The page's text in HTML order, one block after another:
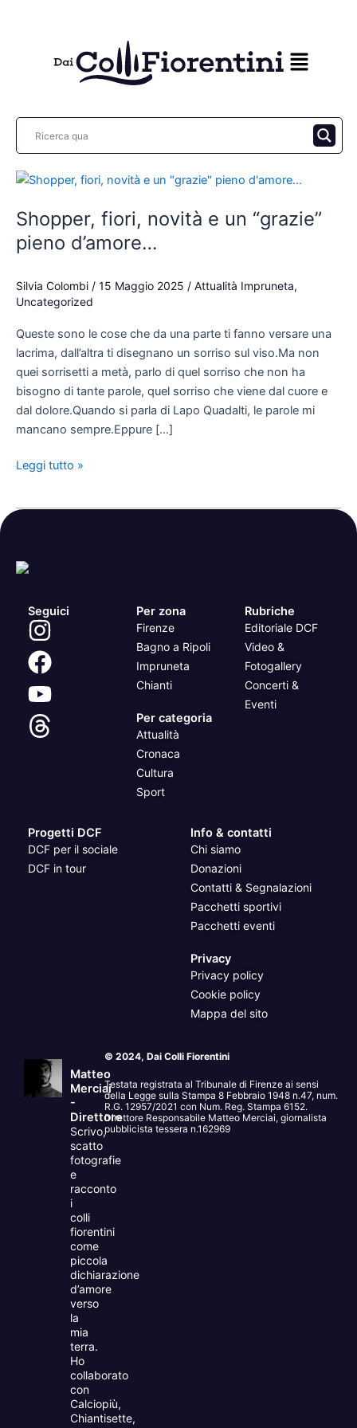
Shopper, fiori, novità e un “grazie”
pieno d’amore…
Silvia Colombi / 15 Maggio 2025 / Attualità Impruneta,
Uncategorized
Queste sono le cose che da una parte ti fanno versare una
lacrima, dall’altra ti disegnano un sorriso sul viso.Ma non
quei sorrisetti a metà, parlo di quel sorriso che non ha
bisogno di tante parole, quel sorriso che viene dal cuore e
dal dolore.Quando si parla di Lapo Quadalti, le parole mi
mancano sempre.Eppure […]
Shopper,
novità
e
un
pieno
d’amore…
Leggi tutto »
Seguici Per zona
Firenze
Bagno a Ripoli
Impruneta
Chianti
Per categoria
Attualità
Cronaca
Cultura
Sport
Rubriche
Editoriale DCF
Video &
Fotogallery
Concerti &
Eventi
Progetti DCF
DCF per il sociale
DCF in tour
Info & contatti
Chi siamo
Donazioni
Contatti & Segnalazioni
Pacchetti sportivi
Pacchetti eventi
Privacy
Privacy policy
Cookie policy
Mappa del sito
Matteo
Merciai
-
Direttore
Scrivo,
scatto
fotografie
e
racconto
i
colli
fiorentini
come
piccola
dichiarazione
d’amore
verso
la
mia
terra.
Ho
collaborato
con
Calciopiù,
Chiantisette,
© 2024, Dai Colli Fiorentini
Testata registrata al Tribunale di Firenze ai sensi
della Legge sulla Stampa 8 Febbraio 1948 n.47, num.
R.G. 12957/2021 con Num. Reg. Stampa 6152.
Direttore Responsabile Matteo Merciai, giornalista
pubblicista tessera n.162969